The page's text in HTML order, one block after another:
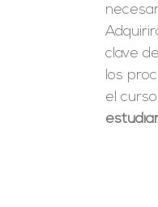
clave
los
el curso